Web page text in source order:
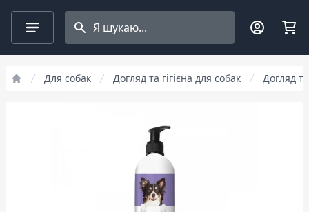
Search projects
Для собак Догляд та гігієна для собак Догляд та